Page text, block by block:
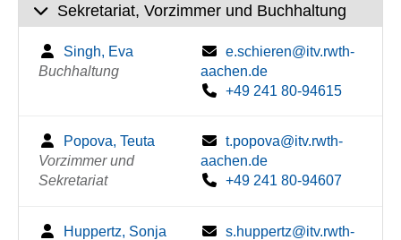
Sekretariat, Vorzimmer und Buchhaltung
Singh, Eva
Buchhaltung
e.schieren@itv.rwth-
aachen.de
+49 241 80-94615
Popova, Teuta
Vorzimmer und
Sekretariat
t.popova@itv.rwth-
aachen.de
+49 241 80-94607
Huppertz, Sonja
s.huppertz@itv.rwth-